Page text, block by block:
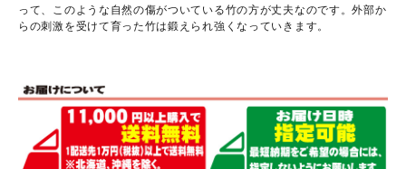
って、このような自然の傷がついている竹の方が丈夫なのです。外部か
らの刺激を受けて育った竹は鍛えられ強くなっていきます。